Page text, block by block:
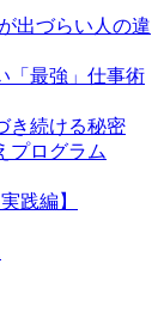
づらい人の違
「最強」仕事術
き続ける秘密
プログラム
践編】